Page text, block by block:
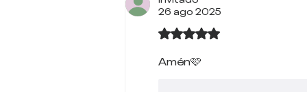
26 ago 2025
Obtuvo 5 de 5 estrellas.
Amén🩷